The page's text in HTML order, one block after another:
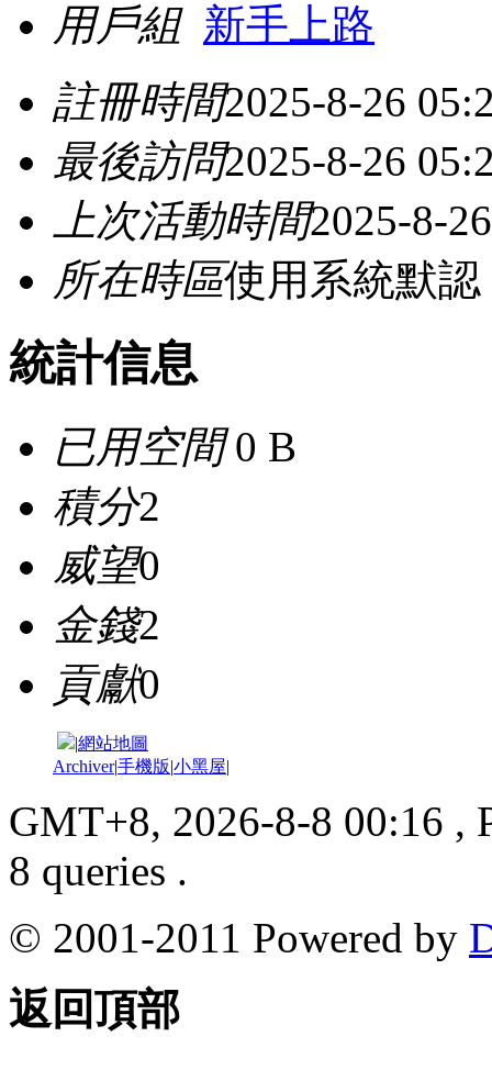
用戶組 新手上路
註冊時間2025-8-26
最後訪問2025-8-26
上次活動時間2025-8-
所在時區使用系統默認
統計信息
已用空間0 B
積分2
威望0
金錢2
貢獻0
|網站地圖
Archiver|手機版|小黑屋|
GMT+8, 2026-8-8 00:16 ,
8 queries .
© 2001-2011 Powered by
返回頂部